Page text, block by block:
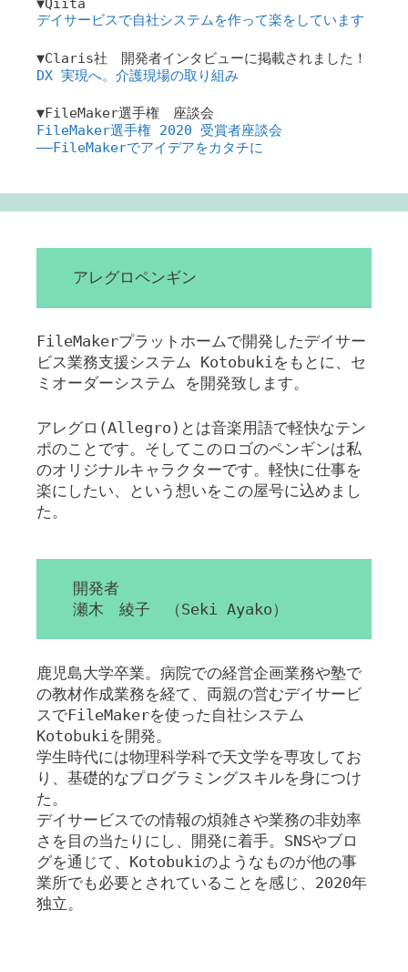
▼Qiita
デイサービスで自社システムを作って楽をしています
▼Claris社 開発者インタビューに掲載されました！
DX 実現へ。介護現場の取り組み
▼FileMaker選手権 座談会
FileMaker選手権 2020 受賞者座談会
――FileMakerでアイデアをカタチに
アレグロペンギン
FileMakerプラットホームで開発したデイサー
ビス業務支援システム Kotobukiをもとに、セ
ミオーダーシステム を開発致します。
アレグロ(Allegro)とは音楽用語で軽快なテン
ポのことです。そしてこのロゴのペンギンは私
のオリジナルキャラクターです。軽快に仕事を
楽にしたい、という想いをこの屋号に込めまし
た。
開発者
瀬木 綾子 （Seki Ayako）
鹿児島大学卒業。病院での経営企画業務や塾で
の教材作成業務を経て、両親の営むデイサービ
スでFileMakerを使った自社システム
Kotobukiを開発。
学生時代には物理科学科で天文学を専攻してお
り、基礎的なプログラミングスキルを身につけ
た。
デイサービスでの情報の煩雑さや業務の非効率
さを目の当たりにし、開発に着手。SNSやブロ
グを通じて、Kotobukiのようなものが他の事
業所でも必要とされていることを感じ、2020年
独立。